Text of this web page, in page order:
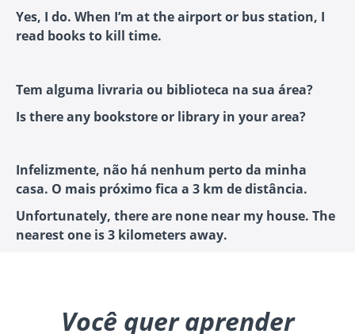
Yes, I do. When I’m at the airport or bus station, I
read books to kill time.
Tem alguma livraria ou biblioteca na sua área?
Is there any bookstore or library in your area?
Infelizmente, não há nenhum perto da minha
casa. O mais próximo fica a 3 km de distância.
Unfortunately, there are none near my house. The
nearest one is 3 kilometers away.
Você quer aprender